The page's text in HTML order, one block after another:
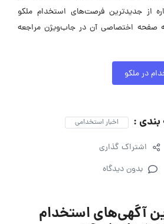
از جدیدترین فرصت‌های استخدام ملکو
صفحه اختصاصی آن در جاب‌ویژن مراجعه
در ملکو
: اخبار استخدامی
اشتراک گذاری
بدون دیدگاه
آگهی‌های استخدام